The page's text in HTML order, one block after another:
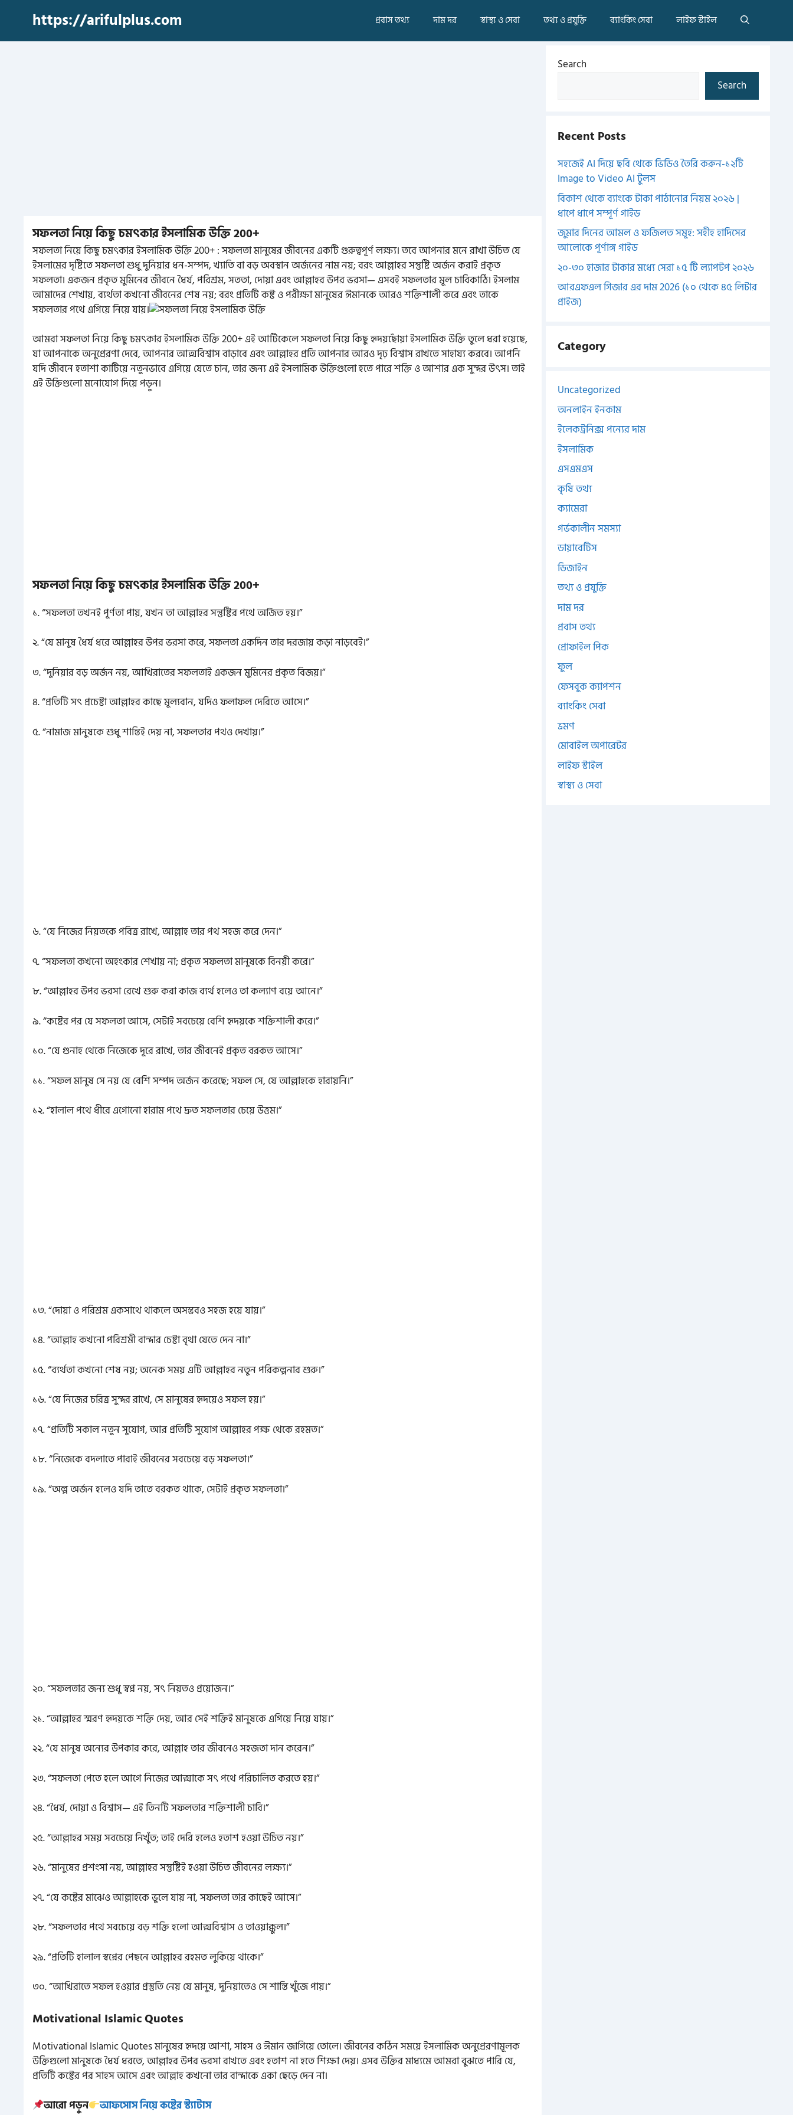
https://arifulplus.com প্রবাস তথ্য দাম দর স্বাস্থ্য ও সেবা তথ্য ও প্রযুক্তি ব্যাংকিং সেবা লাইফ স্টাইল
সফলতা নিয়ে কিছু চমৎকার ইসলামিক উক্তি 200+
সফলতা নিয়ে কিছু চমৎকার ইসলামিক উক্তি 200+ : সফলতা মানুষের জীবনের একটি গুরুত্বপূর্ণ লক্ষ্য। তবে আপনার মনে রাখা উচিত যে
ইসলামের দৃষ্টিতে সফলতা শুধু দুনিয়ার ধন-সম্পদ, খ্যাতি বা বড় অবস্থান অর্জনের নাম নয়; বরং আল্লাহর সন্তুষ্টি অর্জন করাই প্রকৃত
সফলতা। একজন প্রকৃত মুমিনের জীবনে ধৈর্য, পরিশ্রম, সততা, দোয়া এবং আল্লাহর উপর ভরসা— এসবই সফলতার মূল চাবিকাঠি। ইসলাম
আমাদের শেখায়, ব্যর্থতা কখনো জীবনের শেষ নয়; বরং প্রতিটি কষ্ট ও পরীক্ষা মানুষের ঈমানকে আরও শক্তিশালী করে এবং তাকে
সফলতার পথে এগিয়ে নিয়ে যায়।
আমরা সফলতা নিয়ে কিছু চমৎকার ইসলামিক উক্তি 200+ এই আর্টিকেলে সফলতা নিয়ে কিছু হৃদয়ছোঁয়া ইসলামিক উক্তি তুলে ধরা হয়েছে,
যা আপনাকে অনুপ্রেরণা দেবে, আপনার আত্মবিশ্বাস বাড়াবে এবং আল্লাহর প্রতি আপনার আরও দৃঢ় বিশ্বাস রাখতে সাহায্য করবে। আপনি
যদি জীবনে হতাশা কাটিয়ে নতুনভাবে এগিয়ে যেতে চান, তার জন্য এই ইসলামিক উক্তিগুলো হতে পারে শক্তি ও আশার এক সুন্দর উৎস। তাই
এই উক্তিগুলো মনোযোগ দিয়ে পড়ুন।
সফলতা নিয়ে কিছু চমৎকার ইসলামিক উক্তি 200+
১. “সফলতা তখনই পূর্ণতা পায়, যখন তা আল্লাহর সন্তুষ্টির পথে অর্জিত হয়।”
২. “যে মানুষ ধৈর্য ধরে আল্লাহর উপর ভরসা করে, সফলতা একদিন তার দরজায় কড়া নাড়বেই।”
৩. “দুনিয়ার বড় অর্জন নয়, আখিরাতের সফলতাই একজন মুমিনের প্রকৃত বিজয়।”
৪. “প্রতিটি সৎ প্রচেষ্টা আল্লাহর কাছে মূল্যবান, যদিও ফলাফল দেরিতে আসে।”
৫. “নামাজ মানুষকে শুধু শান্তিই দেয় না, সফলতার পথও দেখায়।”
৬. “যে নিজের নিয়তকে পবিত্র রাখে, আল্লাহ তার পথ সহজ করে দেন।”
৭. “সফলতা কখনো অহংকার শেখায় না; প্রকৃত সফলতা মানুষকে বিনয়ী করে।”
৮. “আল্লাহর উপর ভরসা রেখে শুরু করা কাজ ব্যর্থ হলেও তা কল্যাণ বয়ে আনে।”
৯. “কষ্টের পর যে সফলতা আসে, সেটাই সবচেয়ে বেশি হৃদয়কে শক্তিশালী করে।”
১০. “যে গুনাহ থেকে নিজেকে দূরে রাখে, তার জীবনেই প্রকৃত বরকত আসে।”
১১. “সফল মানুষ সে নয় যে বেশি সম্পদ অর্জন করেছে; সফল সে, যে আল্লাহকে হারায়নি।”
১২. “হালাল পথে ধীরে এগোনো হারাম পথে দ্রুত সফলতার চেয়ে উত্তম।”
১৩. “দোয়া ও পরিশ্রম একসাথে থাকলে অসম্ভবও সহজ হয়ে যায়।”
১৪. “আল্লাহ কখনো পরিশ্রমী বান্দার চেষ্টা বৃথা যেতে দেন না।”
১৫. “ব্যর্থতা কখনো শেষ নয়; অনেক সময় এটি আল্লাহর নতুন পরিকল্পনার শুরু।”
১৬. “যে নিজের চরিত্র সুন্দর রাখে, সে মানুষের হৃদয়েও সফল হয়।”
১৭. “প্রতিটি সকাল নতুন সুযোগ, আর প্রতিটি সুযোগ আল্লাহর পক্ষ থেকে রহমত।”
১৮. “নিজেকে বদলাতে পারাই জীবনের সবচেয়ে বড় সফলতা।”
১৯. “অল্প অর্জন হলেও যদি তাতে বরকত থাকে, সেটাই প্রকৃত সফলতা।”
২০. “সফলতার জন্য শুধু স্বপ্ন নয়, সৎ নিয়তও প্রয়োজন।”
২১. “আল্লাহর স্মরণ হৃদয়কে শক্তি দেয়, আর সেই শক্তিই মানুষকে এগিয়ে নিয়ে যায়।”
২২. “যে মানুষ অন্যের উপকার করে, আল্লাহ তার জীবনেও সহজতা দান করেন।”
২৩. “সফলতা পেতে হলে আগে নিজের আত্মাকে সৎ পথে পরিচালিত করতে হয়।”
২৪. “ধৈর্য, দোয়া ও বিশ্বাস— এই তিনটি সফলতার শক্তিশালী চাবি।”
২৫. “আল্লাহর সময় সবচেয়ে নিখুঁত; তাই দেরি হলেও হতাশ হওয়া উচিত নয়।”
২৬. “মানুষের প্রশংসা নয়, আল্লাহর সন্তুষ্টিই হওয়া উচিত জীবনের লক্ষ্য।”
২৭. “যে কষ্টের মাঝেও আল্লাহকে ভুলে যায় না, সফলতা তার কাছেই আসে।”
২৮. “সফলতার পথে সবচেয়ে বড় শক্তি হলো আত্মবিশ্বাস ও তাওয়াক্কুল।”
২৯. “প্রতিটি হালাল স্বপ্নের পেছনে আল্লাহর রহমত লুকিয়ে থাকে।”
৩০. “আখিরাতে সফল হওয়ার প্রস্তুতি নেয় যে মানুষ, দুনিয়াতেও সে শান্তি খুঁজে পায়।”
Motivational Islamic Quotes
Motivational Islamic Quotes মানুষের হৃদয়ে আশা, সাহস ও ঈমান জাগিয়ে তোলে। জীবনের কঠিন সময়ে ইসলামিক অনুপ্রেরণামূলক
উক্তিগুলো মানুষকে ধৈর্য ধরতে, আল্লাহর উপর ভরসা রাখতে এবং হতাশ না হতে শিক্ষা দেয়। এসব উক্তির মাধ্যমে আমরা বুঝতে পারি যে,
প্রতিটি কষ্টের পর সাহস আসে এবং আল্লাহ কখনো তার বান্দাকে একা ছেড়ে দেন না।
আরো পড়ুন
আফসোস নিয়ে কষ্টের স্ট্যাটাস
Search
Search
Recent Posts
সহজেই AI দিয়ে ছবি থেকে ভিডিও তৈরি করুন-১২টি
Image to Video AI টুলস
বিকাশ থেকে ব্যাংকে টাকা পাঠানোর নিয়ম ২০২৬ |
ধাপে ধাপে সম্পূর্ণ গাইড
জুমার দিনের আমল ও ফজিলত সমূহ: সহীহ হাদিসের
আলোকে পূর্ণাঙ্গ গাইড
২০-৩০ হাজার টাকার মধ্যে সেরা ১৫ টি ল্যাপটপ ২০২৬
আরএফএল গিজার এর দাম 2026 (১০ থেকে ৪৫ লিটার
প্রাইজ)
Category
Uncategorized
অনলাইন ইনকাম
ইলেকট্রনিক্স পন্যের দাম
ইসলামিক
এসএমএস
কৃষি তথ্য
ক্যামেরা
গর্ভকালীন সমস্যা
ডায়াবেটিস
ডিজাইন
তথ্য ও প্রযুক্তি
দাম দর
প্রবাস তথ্য
প্রোফাইল পিক
ফুল
ফেসবুক ক্যাপশন
ব্যাংকিং সেবা
ভ্রমণ
মোবাইল অপারেটর
লাইফ স্টাইল
স্বাস্থ্য ও সেবা